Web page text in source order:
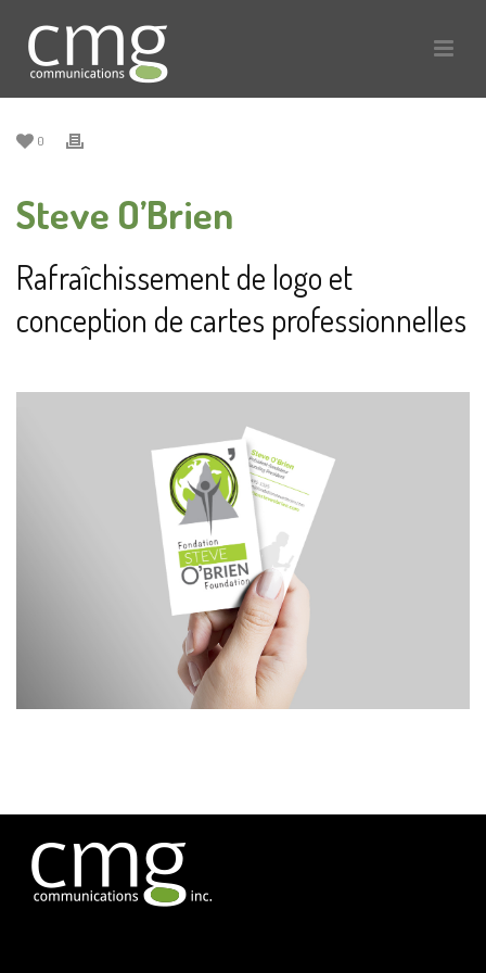
0
Steve O’Brien
Rafraîchissement de logo et
conception de cartes professionnelles